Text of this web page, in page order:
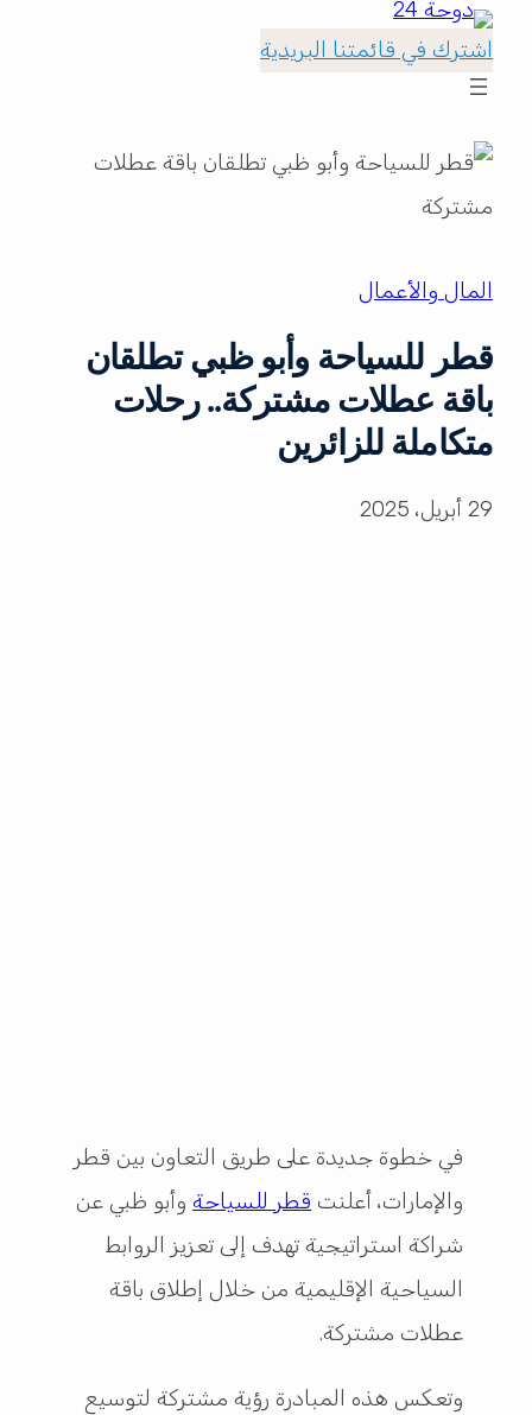
اشترك في قائمتنا البريدية
المال والأعمال
قطر للسياحة وأبو ظبي تطلقان
باقة عطلات مشتركة.. رحلات
متكاملة للزائرين
29 أبريل، 2025
في خطوة جديدة على طريق التعاون بين قطر
والإمارات، أعلنت قطر للسياحةوأبو ظبي عن
شراكة استراتيجية تهدف إلى تعزيز الروابط
السياحية الإقليمية من خلال إطلاق باقة
عطلات مشتركة.
وتعكس هذه المبادرة رؤية مشتركة لتوسيع